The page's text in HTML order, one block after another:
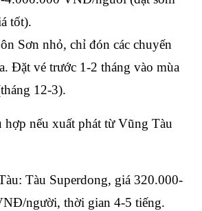
tốt).
Sơn nhỏ, chỉ đón các chuyến
Đặt vé trước 1-2 tháng vào mùa
12-3).
hợp nếu xuất phát từ Vũng Tàu
Tàu Superdong, giá 320.000-
người, thời gian 4-5 tiếng.